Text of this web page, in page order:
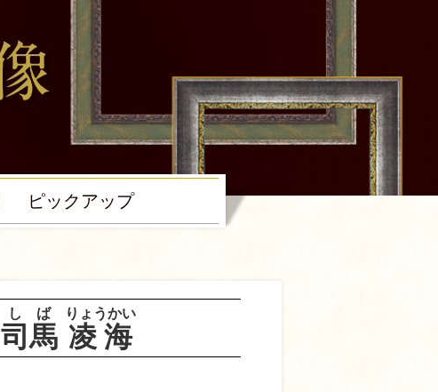
ピック アップ
司馬
しば
凌海
りょうかい